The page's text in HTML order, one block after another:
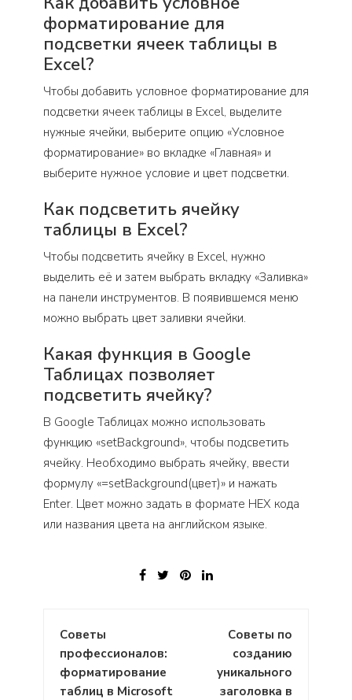
форматирование для
подсветки ячеек таблицы в
Excel?
Чтобы добавить условное форматирование для
подсветки ячеек таблицы в Excel, выделите
нужные ячейки, выберите опцию «Условное
форматирование» во вкладке «Главная» и
выберите нужное условие и цвет подсветки.
Как подсветить ячейку
таблицы в Excel?
Чтобы подсветить ячейку в Excel, нужно
выделить её и затем выбрать вкладку «Заливка»
на панели инструментов. В появившемся меню
можно выбрать цвет заливки ячейки.
Какая функция в Google
Таблицах позволяет
подсветить ячейку?
В Google Таблицах можно использовать
функцию «setBackground», чтобы подсветить
ячейку. Необходимо выбрать ячейку, ввести
формулу «=setBackground(цвет)» и нажать
Enter. Цвет можно задать в формате HEX кода
или названия цвета на английском языке.
Навигация
по
записям
Советы
профессионалов:
форматирование
таблиц в Microsoft
Советы по
созданию
уникального
заголовка в